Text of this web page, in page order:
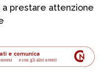
a prestare attenzione
e comunica
e con gli altri utenti